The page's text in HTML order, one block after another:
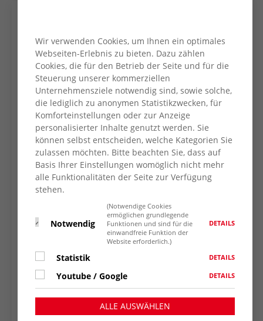
Wir verwenden Cookies, um Ihnen ein optimales
Webseiten-Erlebnis zu bieten. Dazu zählen
Cookies, die für den Betrieb der Seite und für die
Steuerung unserer kommerziellen
Unternehmensziele notwendig sind, sowie solche,
die lediglich zu anonymen Statistikzwecken, für
Komforteinstellungen oder zur Anzeige
personalisierter Inhalte genutzt werden. Sie
können selbst entscheiden, welche Kategorien Sie
zulassen möchten. Bitte beachten Sie, dass auf
Basis Ihrer Einstellungen womöglich nicht mehr
alle Funktionalitäten der Seite zur Verfügung
stehen.
Notwendig
(Notwendige Cookies
ermöglichen grundlegende
Funktionen und sind für die
einwandfreie Funktion der
Website erforderlich.)
DETAILS
Statistik DETAILS
Youtube / Google DETAILS
ALLE AUSWÄHLEN